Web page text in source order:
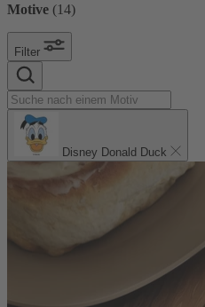
Motive (14)
Filter
Disney Donald Duck